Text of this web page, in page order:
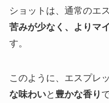
ショットは、通常のエ
苦みが少なく、よりマ
す。
このように、エスプレ
な味わいと 豊かな香り